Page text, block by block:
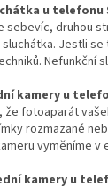
u telefonu
sebevíc, druhou
Jestli
Nefunkční
kamery u
že fotoaparát
rozmazané
vyměníme v
kamery u